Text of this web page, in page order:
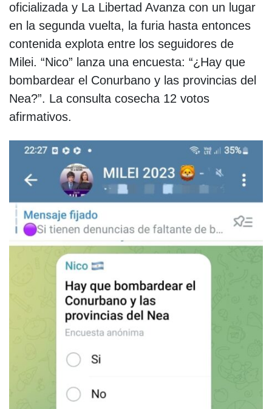
oficializada y La Libertad Avanza con un lugar
en la segunda vuelta, la furia hasta entonces
contenida explota entre los seguidores de
Milei. “Nico” lanza una encuesta: “¿Hay que
bombardear el Conurbano y las provincias del
Nea?”. La consulta cosecha 12 votos
afirmativos.